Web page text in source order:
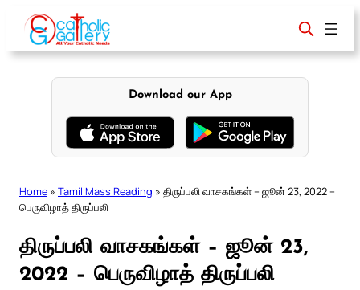
content
Download our App
Home » Tamil Mass Reading » திருப்பலி வாசகங்கள் – ஜூன் 23, 2022 –
பெருவிழாத் திருப்பலி
திருப்பலி வாசகங்கள் – ஜூன் 23,
2022 – பெருவிழாத் திருப்பலி